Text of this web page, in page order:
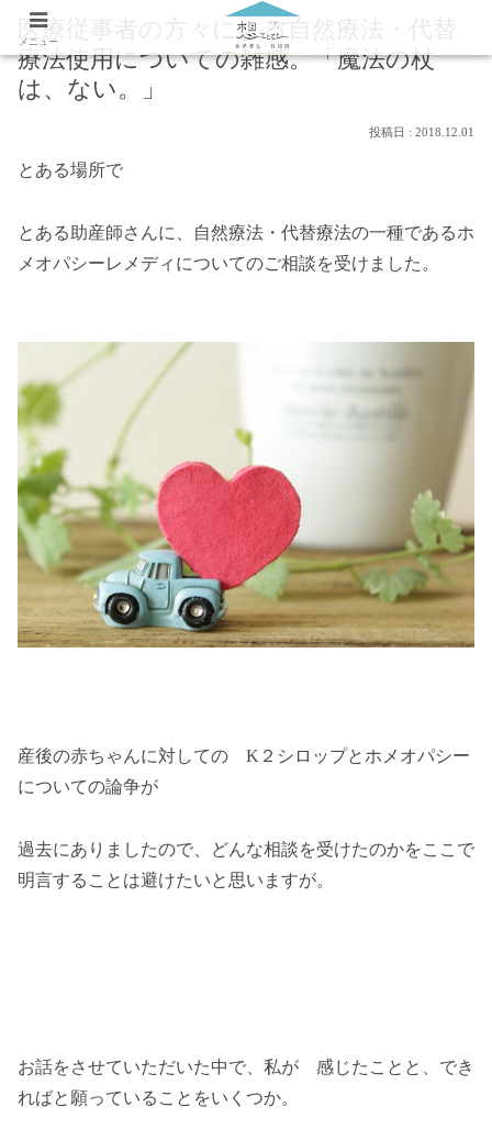
医療従事者の方々による自然療法・代替
療法使用についての雑感。「魔法の杖
は、ない。」
2018.12.01
とある場所で
とある助産師さんに、自然療法・代替療法の一種であるホ
メオパシーレメディについてのご相談を受けました。
産後の赤ちゃんに対しての K２シロップとホメオパシー
についての論争が
過去にありましたので、どんな相談を受けたのかをここで
明言することは避けたいと思いますが。
お話をさせていただいた中で、私が 感じたことと、でき
ればと願っていることをいくつか。
メニュー